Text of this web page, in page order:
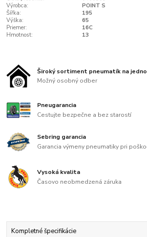
Výrobca:
POINT S
Šířka:
195
Výška:
65
Priemer:
16C
Hmotnost:
13
Široký sortiment pneumatík na
Možný osobný odber
Pneugarancia
Cestujte bezpečne a bez starostí
Sebring garancia
Garancia výmeny pneumatiky pri
Vysoká kvalita
Časovo neobmedzená záruka
Kompletné špecifikácie